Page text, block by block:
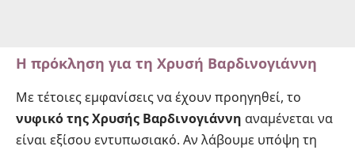
Η πρόκληση για τη Χρυσή Βαρδινογιάννη
Με τέτοιες εμφανίσεις να έχουν προηγηθεί, το
νυφικό της Χρυσής Βαρδινογιάννη αναμένεται να
είναι εξίσου εντυπωσιακό. Αν λάβουμε υπόψη τη